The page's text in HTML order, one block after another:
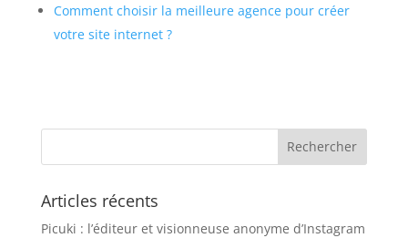
Comment choisir la meilleure agence pour créer
votre site internet ?
Articles récents
Picuki : l’éditeur et visionneuse anonyme d’Instagram